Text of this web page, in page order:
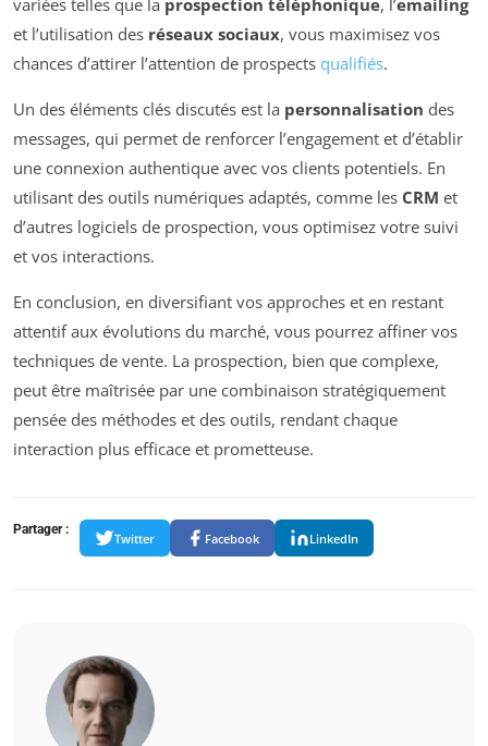
variées telles que la prospection téléphonique, l’emailing
et l’utilisation des réseaux sociaux, vous maximisez vos
chances d’attirer l’attention de prospects qualifiés.
Un des éléments clés discutés est la personnalisation des
messages, qui permet de renforcer l’engagement et d’établir
une connexion authentique avec vos clients potentiels. En
utilisant des outils numériques adaptés, comme les CRM et
d’autres logiciels de prospection, vous optimisez votre suivi
et vos interactions.
En conclusion, en diversifiant vos approches et en restant
attentif aux évolutions du marché, vous pourrez affiner vos
techniques de vente. La prospection, bien que complexe,
peut être maîtrisée par une combinaison stratégiquement
pensée des méthodes et des outils, rendant chaque
interaction plus efficace et prometteuse.
Partager :
Twitter Facebook LinkedIn